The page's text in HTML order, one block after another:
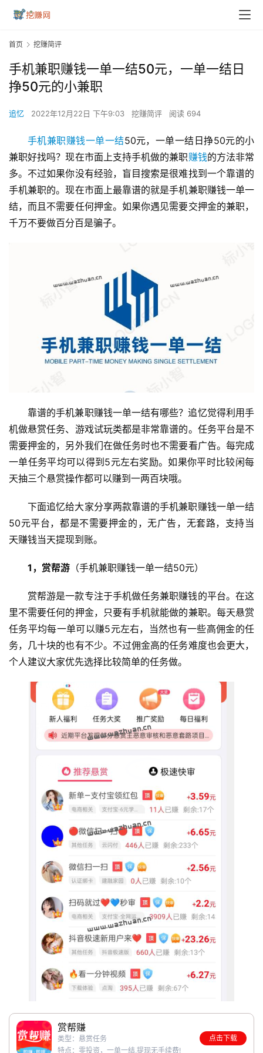
首页 挖赚简评
手机兼职赚钱一单一结50元，一单一结日
挣50元的小兼职
追忆 2022年12月22日 下午9:03 挖赚简评 阅读 694
手机兼职赚钱一单一结50元，一单一结日挣50元的小
兼职好找吗？现在市面上支持手机做的兼职赚钱的方法非常
多。不过如果你没有经验，盲目搜索是很难找到一个靠谱的
手机兼职的。现在市面上最靠谱的就是手机兼职赚钱一单一
结，而且不需要任何押金。如果你遇见需要交押金的兼职，
千万不要做百分百是骗子。
靠谱的手机兼职赚钱一单一结有哪些？追忆觉得利用手
机做悬赏任务、游戏试玩类都是非常靠谱的。任务平台是不
需要押金的，另外我们在做任务时也不需要看广告。每完成
一单任务平均可以得到5元左右奖励。如果你平时比较闲每
天抽三个悬赏操作都可以赚到一两百块哦。
下面追忆给大家分享两款靠谱的手机兼职赚钱一单一结
50元平台，都是不需要押金的，无广告，无套路，支持当
天赚钱当天提现到账。
1，赏帮游 （手机兼职赚钱一单一结50元）
赏帮游是一款专注于手机做任务兼职赚钱的平台。在这
里不需要任何的押金，只要有手机就能做的兼职。每天悬赏
任务平均每一单可以赚5元左右，当然也有一些高佣金的任
务，几十块的也有不少。不过佣金高的任务难度也会更大，
个人建议大家优先选择比较简单的任务做。
赏帮赚
类型：悬赏任务
特点：零投资，一单一结,提现无手续费!
点击下载